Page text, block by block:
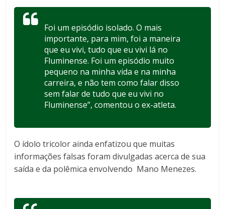
Foi um episódio isolado. O mais
importante, para mim, foi a maneira
que eu vivi, tudo que eu vivi lá no
Fluminense. Foi um episódio muito
pequeno na minha vida e na minha
carreira, e não tem como falar disso
sem falar de tudo que eu vivi no
Fluminense”, comentou o ex-atleta.
O ídolo tricolor ainda enfatizou que muitas
informações falsas foram divulgadas acerca de sua
saída e da polêmica envolvendo Mano Menezes.